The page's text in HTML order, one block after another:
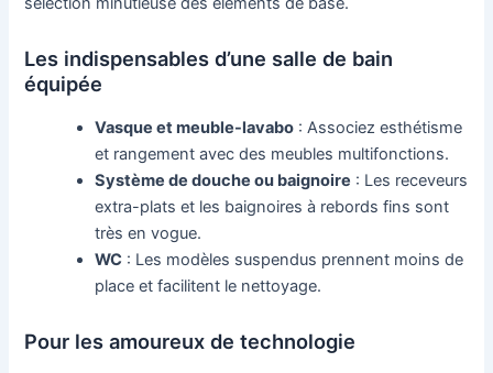
Les indispensables d’une salle de bain
équipée
Vasque et meuble-lavabo : Associez esthétisme
et rangement avec des meubles multifonctions.
Système de douche ou baignoire : Les receveurs
extra-plats et les baignoires à rebords fins sont
très en vogue.
WC : Les modèles suspendus prennent moins de
place et facilitent le nettoyage.
Pour les amoureux de technologie